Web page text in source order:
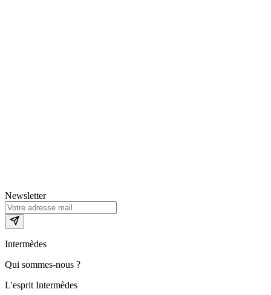
Newsletter
Intermèdes
Qui sommes-nous ?
L'esprit Intermèdes